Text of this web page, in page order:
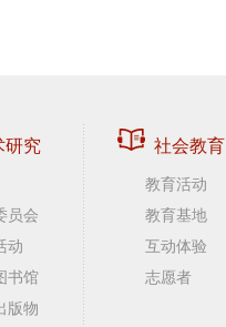
研究
员会
动
书馆
版物
社会教育
教育活动
教育基地
互动体验
志愿者